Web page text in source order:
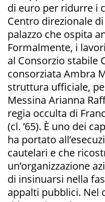
di euro per ridurre i
Centro direzionale
palazzo che ospita
Formalmente, i
al Consorzio stabile
consorziata Ambra
struttura ufficiale,
Messina Arianna
regia occulta di
(cl. ’65). È uno dei
ha portato
cautelari e che
un’organizzazione
di insinuarsi nella
appalti pubblici. Nel